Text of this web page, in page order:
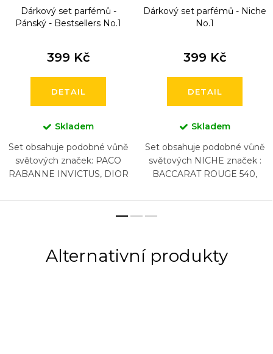
Dárkový set parfémů -
Pánský - Bestsellers No.1
399 Kč
DETAIL
Skladem
Set obsahuje podobné vůně
světových značek: PACO
RABANNE INVICTUS, DIOR
ACQUA DI GIO , CHANEL
Dárkový set parfémů - Niche
No.1
399 Kč
DETAIL
Skladem
Set obsahuje podobné vůně
světových NICHE značek :
BACCARAT ROUGE 540,
BYREDO GYPSY WATER,